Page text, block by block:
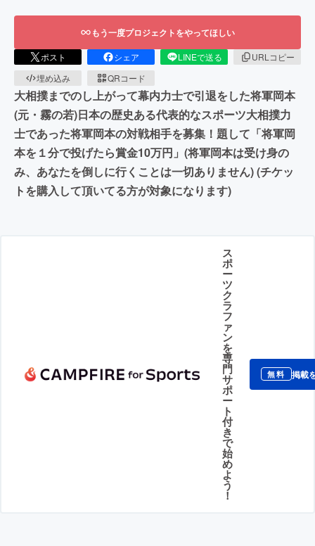
もう一度プロジェクトをやってほしい
ポスト シェア LINEで送る
URLコピー
埋め込み
QRコード
大相撲までのし上がって幕内力士で引退をした将軍岡本
(元・霧の若)日本の歴史ある代表的なスポーツ大相撲力
士であった将軍岡本の対戦相手を募集！題して「将軍岡
本を１分で投げたら賞金10万円」(将軍岡本は受け身の
み、あなたを倒しに行くことは一切ありません) (チケッ
トを購入して頂いてる方が対象になります)
ス
ポ
ー
ツ
ク
ラ
フ
ァ
ン
を
専
門
サ
ポ
ー
ト
付
き
で
始
め
よ
う
！
無料 掲載